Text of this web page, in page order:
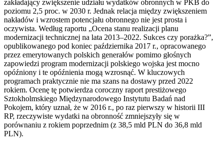
zakładający zwiększenie udziału wydatków obronnych w PKB do
poziomu 2,5 proc. w 2030 r. Jednak relacja między zwiększeniem
nakładów i wzrostem potencjału obronnego nie jest prosta i
oczywista. Według raportu „Ocena stanu realizacji planu
modernizacji technicznej na lata 2013–2022. Sukces czy porażka?”,
opublikowanego pod koniec października 2017 r., opracowanego
przez emerytowanych polskich generałów pomimo głośnych
zapowiedzi program modernizacji polskiego wojska jest mocno
opóźniony i te opóźnienia mogą wzrosnąć. W kluczowych
programach praktycznie nie ma szans na dostawy przed 2022
rokiem. Ocenę tę potwierdza coroczny raport prestiżowego
Sztokholmskiego Międzynarodowego Instytutu Badań nad
Pokojem, który uznał, że w 2016 r., po raz pierwszy w historii III
RP, rzeczywiste wydatki na obronność zmniejszyły się w
porównaniu z rokiem poprzednim (z 38,5 mld PLN do 36,8 mld
PLN).